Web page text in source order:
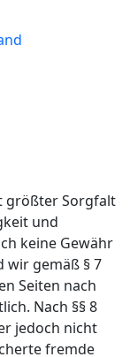
größter Sorgfalt
und
keine Gewähr
wir gemäß § 7
Seiten nach
Nach §§ 8
jedoch nicht
fremde